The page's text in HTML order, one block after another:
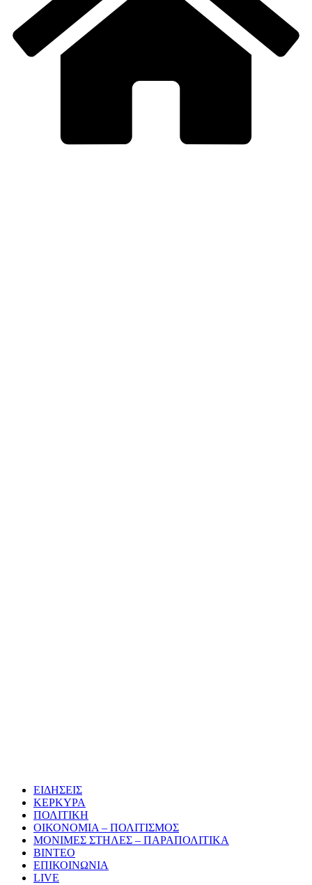
ΕΙΔΗΣΕΙΣ
ΚΕΡΚΥΡΑ
ΠΟΛΙΤΙΚΗ
ΟΙΚΟΝΟΜΙΑ – ΠΟΛΙΤΙΣΜΟΣ
ΜΟΝΙΜΕΣ ΣΤΗΛΕΣ – ΠΑΡΑΠΟΛΙΤΙΚΑ
ΒΙΝΤΕΟ
ΕΠΙΚΟΙΝΩΝΙΑ
LIVE